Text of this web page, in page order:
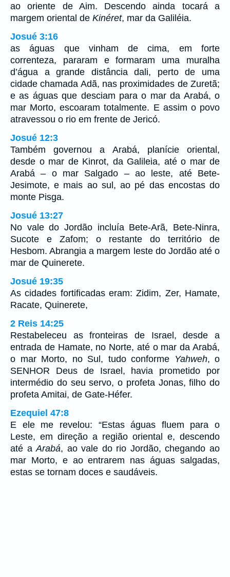
ao oriente de Aim. Descendo ainda tocará a
margem oriental de Kinéret, mar da Galiléia.
Josué 3:16
as águas que vinham de cima, em forte
correnteza, pararam e formaram uma muralha
d’água a grande distância dali, perto de uma
cidade chamada Adã, nas proximidades de Zuretã;
e as águas que desciam para o mar da Arabá, o
mar Morto, escoaram totalmente. E assim o povo
atravessou o rio em frente de Jericó.
Josué 12:3
Também governou a Arabá, planície oriental,
desde o mar de Kinrot, da Galileia, até o mar de
Arabá – o mar Salgado – ao leste, até Bete-
Jesimote, e mais ao sul, ao pé das encostas do
monte Pisga.
Josué 13:27
No vale do Jordão incluía Bete-Arã, Bete-Ninra,
Sucote e Zafom; o restante do território de
Hesbom. Abrangia a margem leste do Jordão até o
mar de Quinerete.
Josué 19:35
As cidades fortificadas eram: Zidim, Zer, Hamate,
Racate, Quinerete,
2 Reis 14:25
Restabeleceu as fronteiras de Israel, desde a
entrada de Hamate, no Norte, até o mar da Arabá,
o mar Morto, no Sul, tudo conforme Yahweh, o
SENHOR Deus de Israel, havia prometido por
intermédio do seu servo, o profeta Jonas, filho do
profeta Amitai, de Gate-Héfer.
Ezequiel 47:8
E ele me revelou: “Estas águas fluem para o
Leste, em direção a região oriental e, descendo
até aArabá, ao vale do rio Jordão, chegando ao
mar Morto, e ao entrarem nas águas salgadas,
estas se tornam doces e saudáveis.